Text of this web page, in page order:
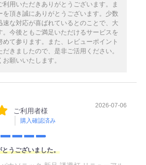
利用いただきありがとうございます。ま
を頂き誠にありがとうございます。少数
速な対応が喜ばれているとのことで、大
。今後ともご満足いただけるサービスを
めて参ります。また、レビューポイント
きましたので、是非ご活用ください。
願いいたします。
ご利用者様
購入確認済み
2026-07-06
うございました。